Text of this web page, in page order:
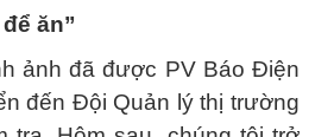
ăn”
ảnh đã được PV Báo Điện
đến Đội Quản lý thị trường